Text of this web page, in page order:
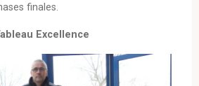
finales.
Excellence